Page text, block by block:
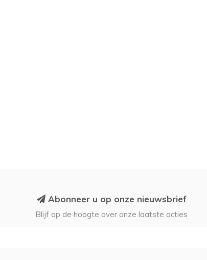
Abonneer u op onze nieuwsbrief
Blijf op de hoogte over onze laatste acties